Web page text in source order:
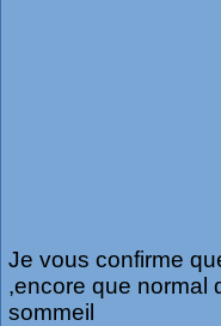
Je vous confirme
,encore que normal
sommeil